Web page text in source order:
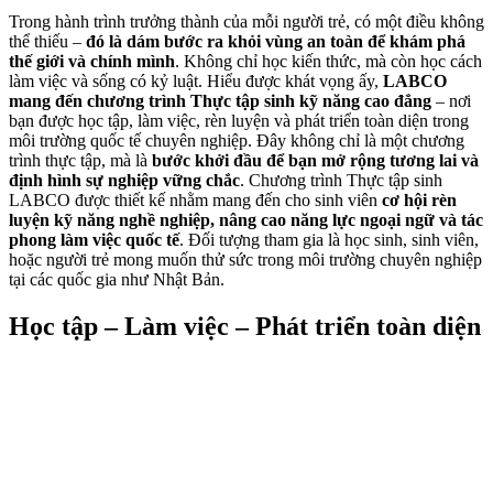
Share
Trong hành trình trưởng thành của mỗi người trẻ, có một điều không
thể thiếu – đó là dám bước ra khỏi vùng an toàn để khám phá
thế giới và chính mình. Không chỉ học kiến thức, mà còn học cách
làm việc và sống có kỷ luật. Hiểu được khát vọng ấy, LABCO
mang đến chương trình Thực tập sinh kỹ năng cao đẳng – nơi
bạn được học tập, làm việc, rèn luyện và phát triển toàn diện trong
môi trường quốc tế chuyên nghiệp. Đây không chỉ là một chương
trình thực tập, mà là bước khởi đầu để bạn mở rộng tương lai và
định hình sự nghiệp vững chắc. Chương trình Thực tập sinh
LABCO được thiết kế nhằm mang đến cho sinh viên cơ hội rèn
luyện kỹ năng nghề nghiệp, nâng cao năng lực ngoại ngữ và tác
phong làm việc quốc tế. Đối tượng tham gia là học sinh, sinh viên,
hoặc người trẻ mong muốn thử sức trong môi trường chuyên nghiệp
tại các quốc gia như Nhật Bản.
Học tập – Làm việc – Phát triển toàn diện